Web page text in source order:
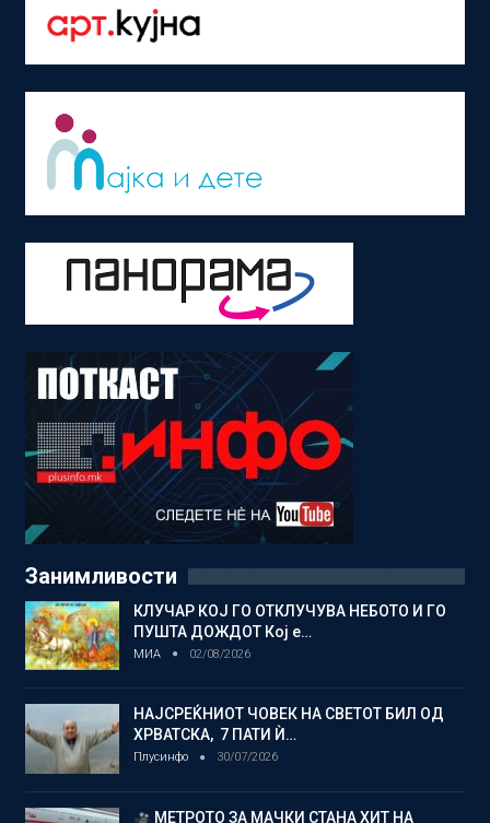
Занимливости
КЛУЧАР КОЈ ГО ОТКЛУЧУВА НЕБОТО И ГО
ПУШТА ДОЖДОТ Кој е…
МИА 02/08/2026
НАЈСРЕЌНИОТ ЧОВЕК НА СВЕТОТ БИЛ ОД
ХРВАТСКА, 7 ПАТИ Ѝ…
Плусинфо 30/07/2026
МЕТРОТО ЗА МАЧКИ СТАНА ХИТ НА